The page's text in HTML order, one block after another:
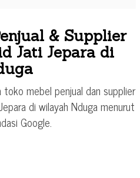
& Supplier
Jati Jepara di
mebel penjual dan supplier
di wilayah Nduga menurut
Google.